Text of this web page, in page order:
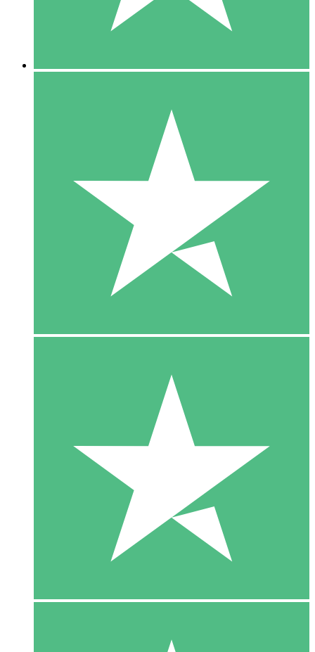
10 Descargas
20 00